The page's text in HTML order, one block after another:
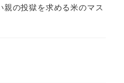
親の投獄を求める米のマス